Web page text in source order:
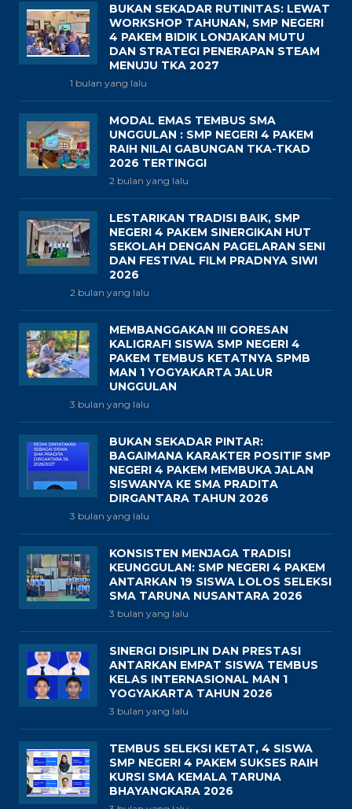
BUKAN SEKADAR RUTINITAS: LEWAT
WORKSHOP TAHUNAN, SMP NEGERI
4 PAKEM BIDIK LONJAKAN MUTU
DAN STRATEGI PENERAPAN STEAM
MENUJU TKA 2027
1 bulan yang lalu
MODAL EMAS TEMBUS SMA
UNGGULAN : SMP NEGERI 4 PAKEM
RAIH NILAI GABUNGAN TKA-TKAD
2026 TERTINGGI
2 bulan yang lalu
LESTARIKAN TRADISI BAIK, SMP
NEGERI 4 PAKEM SINERGIKAN HUT
SEKOLAH DENGAN PAGELARAN SENI
DAN FESTIVAL FILM PRADNYA SIWI
2026
2 bulan yang lalu
MEMBANGGAKAN !!! GORESAN
KALIGRAFI SISWA SMP NEGERI 4
PAKEM TEMBUS KETATNYA SPMB
MAN 1 YOGYAKARTA JALUR
UNGGULAN
3 bulan yang lalu
BUKAN SEKADAR PINTAR:
BAGAIMANA KARAKTER POSITIF SMP
NEGERI 4 PAKEM MEMBUKA JALAN
SISWANYA KE SMA PRADITA
DIRGANTARA TAHUN 2026
3 bulan yang lalu
KONSISTEN MENJAGA TRADISI
KEUNGGULAN: SMP NEGERI 4 PAKEM
ANTARKAN 19 SISWA LOLOS SELEKSI
SMA TARUNA NUSANTARA 2026
3 bulan yang lalu
SINERGI DISIPLIN DAN PRESTASI
ANTARKAN EMPAT SISWA TEMBUS
KELAS INTERNASIONAL MAN 1
YOGYAKARTA TAHUN 2026
3 bulan yang lalu
TEMBUS SELEKSI KETAT, 4 SISWA
SMP NEGERI 4 PAKEM SUKSES RAIH
KURSI SMA KEMALA TARUNA
BHAYANGKARA 2026